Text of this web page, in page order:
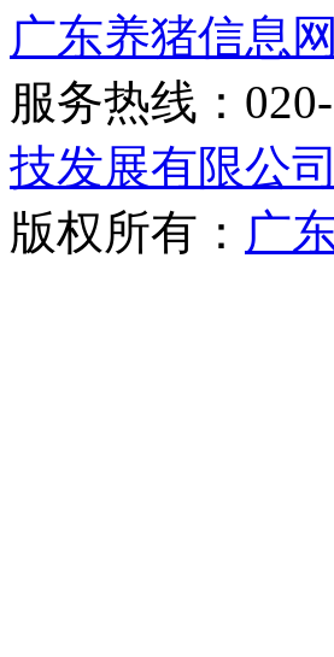
广东养猪信息网
服务热线：
技发展有限公司
版权所有： 广